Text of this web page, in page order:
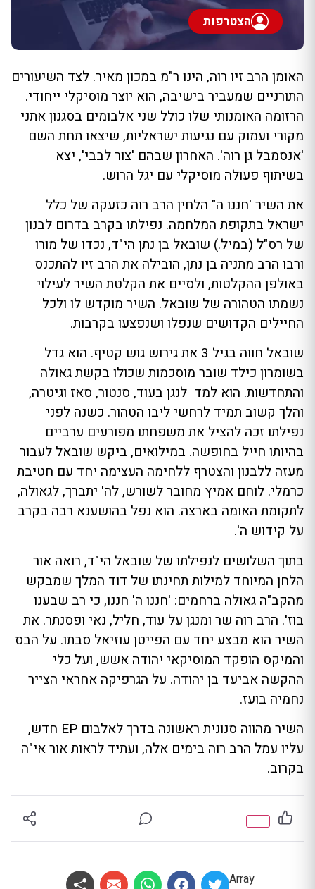
הצטרפות
האומן הרב זיו רוה, הינו ר"מ במכון מאיר. לצד השיעורים
התורניים שמעביר בישיבה, הוא יוצר מוסיקלי ייחודי.
הרזומה האומנותי שלו כולל שני אלבומים בסגנון אתני
מקורי ועמוק עם נגיעות ישראליות, שיצאו תחת השם
'אנסמבל גן רוה'. האחרון שבהם 'צור לבבי', יצא
בשיתוף פעולה מוסיקלי עם יגל הרוש.
את השיר 'חננו ה" הלחין הרב רוה כזעקה של כלל
ישראל בתקופת המלחמה. נפילתו בקרב בדרום לבנון
של רס"ל (במיל.) שובאל בן נתן הי"ד, נכדו של מורו
ורבו הרב מתניה בן נתן, הובילה את הרב זיו להתכנס
באולפן ההקלטות, ולסיים את הקלטת השיר לעילוי
נשמתו הטהורה של שובאל. השיר מוקדש לו ולכל
החיילים הקדושים שנפלו ושנפצעו בקרבות.
שובאל חווה בגיל 3 את גירוש גוש קטיף. הוא גדל
בשומרון כילד שובר מוסכמות שכולו בקשת גאולה
והתחדשות. הוא למד לנגן בעוד, סנטור, סאז וגיטרה,
והלך קשוב תמיד לרחשי ליבו הטהור. כשנה לפני
נפילתו זכה להציל את משפחתו מפורעים ערביים
בהיותו חייל בחופשה. במילואים, ביקש שובאל לעבור
מעזה ללבנון והצטרף ללחימה העצימה יחד עם חטיבת
כרמלי. לוחם אמיץ מחובר לשורש, לה' יתברך, לגאולה,
לתקומת האומה בארצה. הוא נפל בהושענא רבה בקרב
על קידוש ה'.
בתוך השלושים לנפילתו של שובאל הי"ד, רואה אור
הלחן המיוחד למילות תחינתו של דוד המלך שמבקש
מהקב"ה גאולה ברחמים: 'חננו ה' חננו, כי רב שבענו
בוז'. הרב רוה שר ומנגן על עוד, חליל, נאי ופסנתר. את
השיר הוא מבצע יחד עם הפייטן עוזיאל סבתו. על הבס
והמיקס הופקד המוסיקאי יהודה אשש, ועל כלי
ההקשה אביעד בן יהודה. על הגרפיקה אחראי הצייר
נחמיה בועז.
השיר מהווה סנונית ראשונה בדרך לאלבום EP חדש,
עליו עמל הרב רוה בימים אלה, ועתיד לראות אור אי"ה
בקרוב.
Array